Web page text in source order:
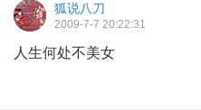
狐说八刀
2009-7-7 20:22:31
人生何处不美女